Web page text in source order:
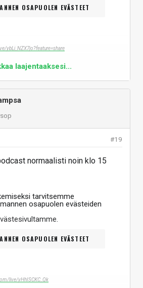
OSAPUOLEN EVÄSTEET
ybLi_NZX7jo?feature=share
laajentaaksesi...
#19
normaalisti noin klo 15
tarvitsemme
osapuolen evästeiden
OSAPUOLEN EVÄSTEET
live/yHhISCKC_Qk